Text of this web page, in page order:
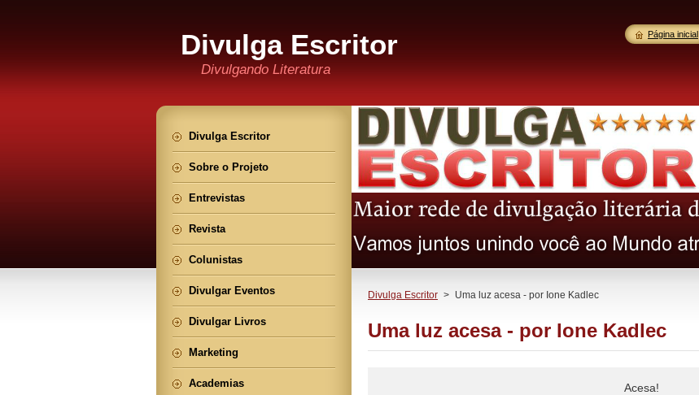
Divulga Escritor
Divulgando Literatura
Divulga Escritor > Uma luz acesa - por Ione Kadlec
Uma luz acesa - por Ione Kadlec
Acesa!
Divulga Escritor
Sobre o Projeto
Entrevistas
Revista
Colunistas
Divulgar Eventos
Divulgar Livros
Marketing
Academias
Página inicial